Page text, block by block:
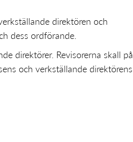
direktören och
dess ordförande.
direktörer. Revisorerna skall på
och verkställande direktörens